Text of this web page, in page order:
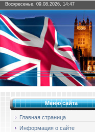
Воскресенье, 09.08.2026, 14:47
Меню сайта
Главная страница
Информация о сайте